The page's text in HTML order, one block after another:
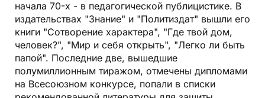
начала 70-х - в педагогической публицистике. В
издательствах "Знание" и "Политиздат" вышли его
книги "Сотворение характера", "Где твой дом,
человек?", "Мир и себя открыть", "Легко ли быть
папой". Последние две, вышедшие
полумиллионным тиражом, отмечены дипломами
на Всесоюзном конкурсе, попали в списки